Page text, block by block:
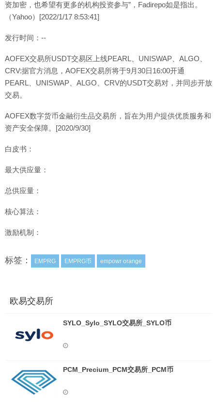
资加密，也希望有更多的机构投资参与”，Fadirepo如是指出。
（Yahoo）[2022/1/17 8:53:41]
发行时间：--
AOFEX交易所USDT交易区上线PEARL、UNISWAP、ALGO、
CRV:据官方消息，AOFEX交易所将于9月30日16:00开通
PEARL、UNISWAP、ALGO、CRV的USDT交易对，并同步开放
交易。
AOFEX数字货币金融衍生品交易所，旨在为用户提供优质服务和
资产安全保障。[2020/9/30]
白皮书：
最大供应量：
总供应量：
核心算法：
激励机制：
标签： EMPRG EMPRG币 empowr orange
欧易交易所
SYLO_Sylo_SYLO交易所_SYLO币
PCM_Precium_PCM交易所_PCM币